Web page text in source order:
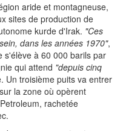
aride et montagneuse,
sites de production de
kurde d'Irak. "Ces
dans les années 1970",
s'élève à 60 000 barils par
qui attend "depuis cinq
Un troisième puits va entrer
la zone où opèrent
rachetée